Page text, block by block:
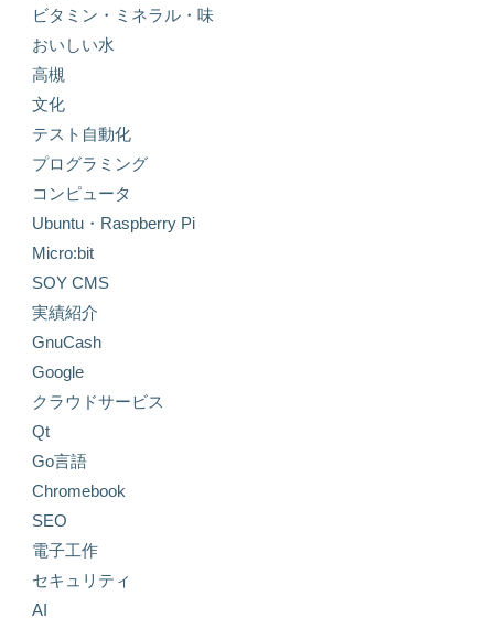
ビタミン・ミネラル・味
おいしい水
高槻
文化
テスト自動化
プログラミング
コンピュータ
Ubuntu・Raspberry Pi
Micro:bit
SOY CMS
実績紹介
GnuCash
Google
クラウドサービス
Qt
Go言語
Chromebook
SEO
電子工作
セキュリティ
AI